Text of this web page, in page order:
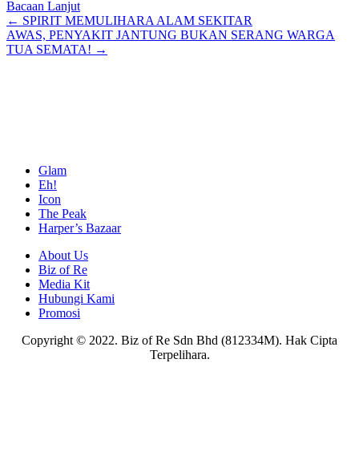
Bacaan Lanjut
Posts
navigation
← SPIRIT MEMULIHARA ALAM SEKITAR
AWAS, PENYAKIT JANTUNG BUKAN SERANG WARGA
TUA SEMATA! →
Glam
Eh!
Icon
The Peak
Harper’s Bazaar
About Us
Biz of Re
Media Kit
Hubungi Kami
Promosi
Copyright © 2022. Biz of Re Sdn Bhd (812334M). Hak Cipta
Terpelihara.